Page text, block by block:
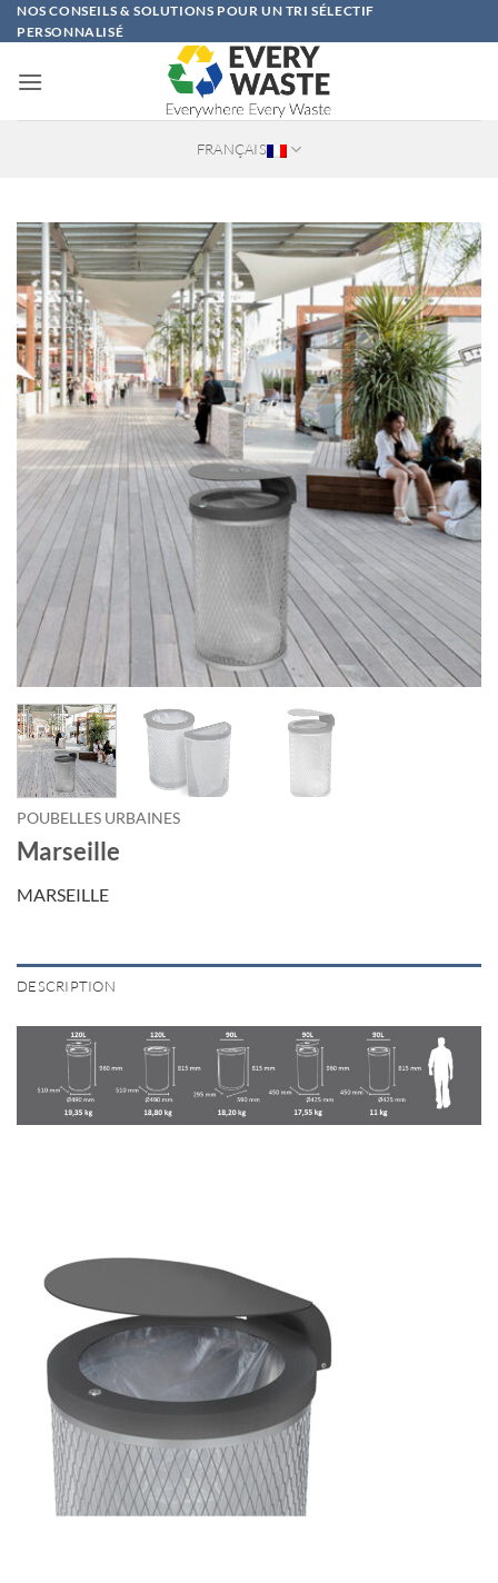
Passer
au
NOS CONSEILS & SOLUTIONS POUR UN TRI SÉLECTIF
PERSONNALISÉ
FRANÇAIS
POUBELLES URBAINES
Marseille
MARSEILLE
DESCRIPTION